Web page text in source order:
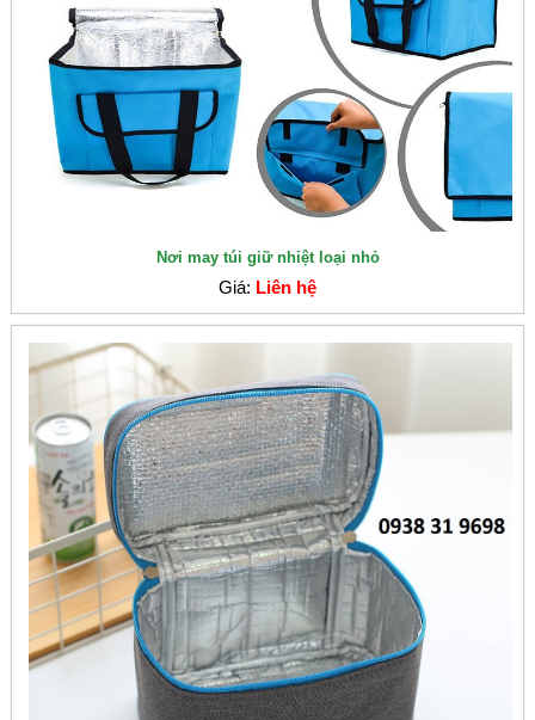
Nơi may túi giữ nhiệt loại nhỏ
Giá: Liên hệ